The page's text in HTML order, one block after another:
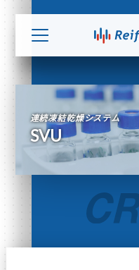
連続凍結乾燥システム
SVU